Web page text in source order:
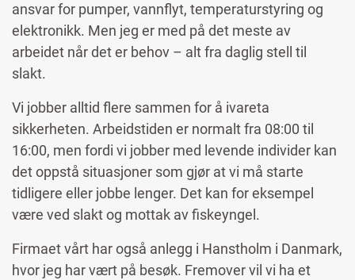
ansvar for pumper, vannflyt, temperaturstyring og
elektronikk. Men jeg er med på det meste av
arbeidet når det er behov – alt fra daglig stell til
slakt.
Vi jobber alltid flere sammen for å ivareta
sikkerheten. Arbeidstiden er normalt fra 08:00 til
16:00, men fordi vi jobber med levende individer kan
det oppstå situasjoner som gjør at vi må starte
tidligere eller jobbe lenger. Det kan for eksempel
være ved slakt og mottak av fiskeyngel.
Firmaet vårt har også anlegg i Hanstholm i Danmark,
hvor jeg har vært på besøk. Fremover vil vi ha et